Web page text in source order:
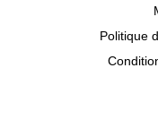
Politique